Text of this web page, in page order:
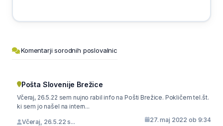
Komentarji sorodnih poslovalnic
Pošta Slovenije Brežice
Včeraj, 26.5.22 sem nujno rabil info na Pošti Brežice. Pokličem tel.št.
ki sem jo našel na intern...
Včeraj, 26.5.22 s... 27. maj 2022 ob 9:34